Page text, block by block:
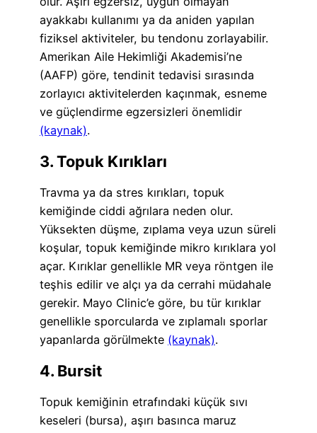
ayakkabı kullanımı ya da aniden yapılan
fiziksel aktiviteler, bu tendonu zorlayabilir.
Amerikan Aile Hekimliği Akademisi’ne
(AAFP) göre, tendinit tedavisi sırasında
zorlayıcı aktivitelerden kaçınmak, esneme
ve güçlendirme egzersizleri önemlidir
(kaynak).
3. Topuk Kırıkları
Travma ya da stres kırıkları, topuk
kemiğinde ciddi ağrılara neden olur.
Yüksekten düşme, zıplama veya uzun süreli
koşular, topuk kemiğinde mikro kırıklara yol
açar. Kırıklar genellikle MR veya röntgen ile
teşhis edilir ve alçı ya da cerrahi müdahale
gerekir. Mayo Clinic’e göre, bu tür kırıklar
genellikle sporcularda ve zıplamalı sporlar
yapanlarda görülmekte (kaynak).
4. Bursit
Topuk kemiğinin etrafındaki küçük sıvı
keseleri (bursa), aşırı basınca maruz